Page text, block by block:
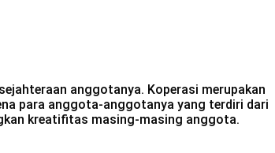
anggotanya. Koperasi merupakan
para anggota-anggotanya yang terdiri dari
kreatifitas masing-masing anggota.